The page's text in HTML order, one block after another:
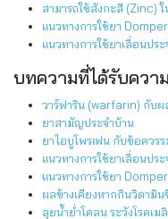
สามารถใช้สังกะสี (Zinc)
แนวทางการใช้ยา
แนวทางการใช้ยาเลื่อนปร
บทความที่ได้รับควา
วาร์ฟาริน (warfarin) กับผ
ยาสามัญประจำบ้าน
ยาไอบูโพรเฟน กับข้อควรร
แนวทางการใช้ยาเลื่อนปร
แนวทางการใช้ยา
ผลข้างเคียงหากกินวิตามิ
ลุยน้ำย่ำโคลน ระวังโรคเ